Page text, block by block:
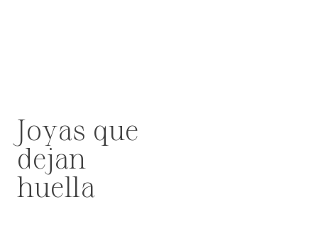
Joyas que
dejan
huella